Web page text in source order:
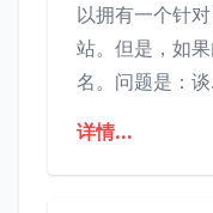
以拥有一个针
站。但是，如
名。问题是：谈
详情...